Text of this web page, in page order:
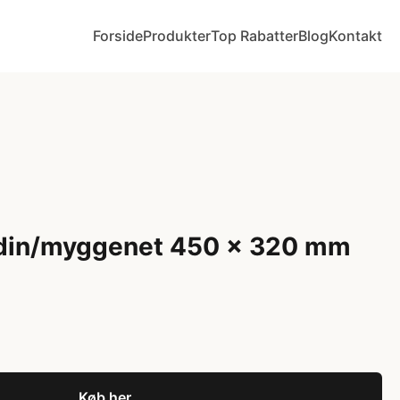
ForsideProdukterTop RabatterBlogKontakt
myggenet 450 x 320 mm